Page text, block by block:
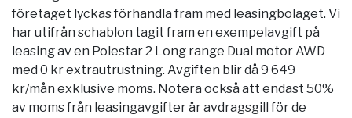
företaget lyckas förhandla fram med leasingbolaget. Vi
har utifrån schablon tagit fram en exempelavgift på
leasing av en Polestar 2 Long range Dual motor AWD
med 0 kr extrautrustning. Avgiften blir då 9 649
kr/mån exklusive moms. Notera också att endast 50%
av moms från leasingavgifter är avdragsgill för de